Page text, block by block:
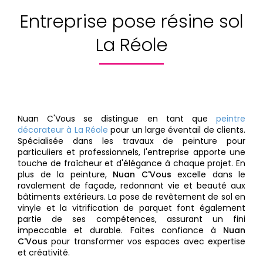
Entreprise pose résine sol
La Réole
Nuan C'Vous se distingue en tant que peintre
décorateur à La Réole pour un large éventail de clients.
Spécialisée dans les travaux de peinture pour
particuliers et professionnels, l'entreprise apporte une
touche de fraîcheur et d'élégance à chaque projet. En
plus de la peinture, Nuan C'Vous excelle dans le
ravalement de façade, redonnant vie et beauté aux
bâtiments extérieurs. La pose de revêtement de sol en
vinyle et la vitrification de parquet font également
partie de ses compétences, assurant un fini
impeccable et durable. Faites confiance à Nuan
C'Vous pour transformer vos espaces avec expertise
et créativité.